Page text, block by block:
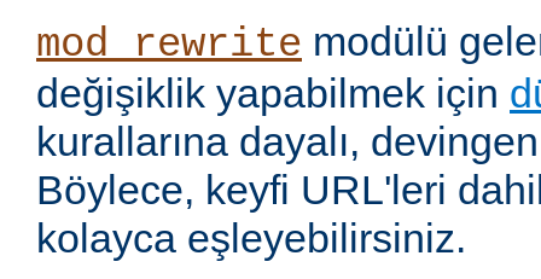
mod_rewrite modülü
değişiklik yapabilmek için
kurallarına dayalı,
Böylece, keyfi URL'leri
kolayca eşleyebilirsiniz.